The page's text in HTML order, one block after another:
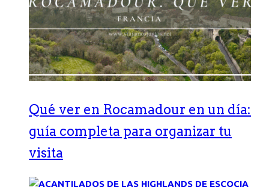
Qué ver en Rocamadour en un día:
guía completa para organizar tu
visita